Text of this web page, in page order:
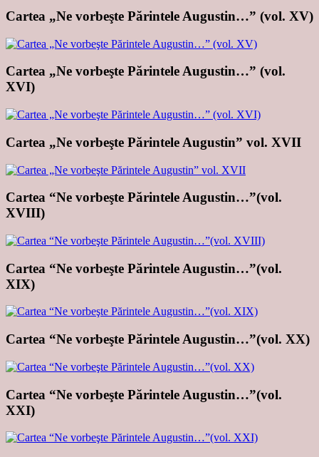
Cartea „Ne vorbeşte Părintele Augustin…” (vol. XV)
Cartea „Ne vorbeşte Părintele Augustin…” (vol.
XVI)
Cartea „Ne vorbeşte Părintele Augustin” vol. XVII
Cartea “Ne vorbeşte Părintele Augustin…”(vol.
XVIII)
Cartea “Ne vorbeşte Părintele Augustin…”(vol.
XIX)
Cartea “Ne vorbeşte Părintele Augustin…”(vol. XX)
Cartea “Ne vorbeşte Părintele Augustin…”(vol.
XXI)